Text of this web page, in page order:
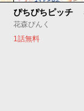
ぴちぴちピッチ
花森ぴんく
1話無料